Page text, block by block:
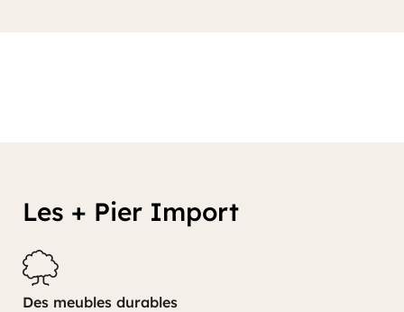
Les + Pier Import
Des meubles durables